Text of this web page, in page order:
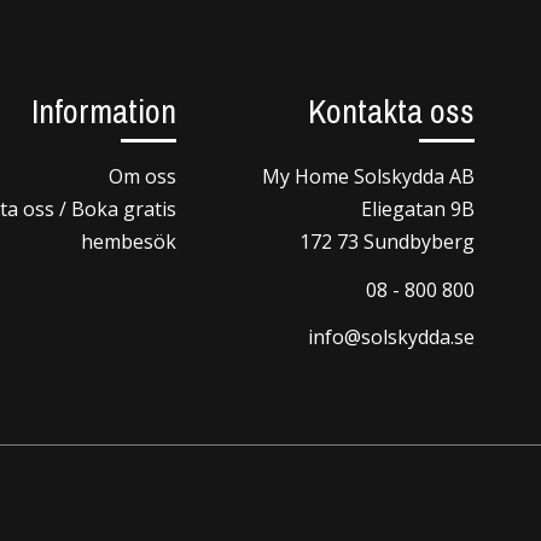
Information
Om oss
oss / Boka gratis
hembesök
Kontakta oss
My Home Solskydda AB
Eliegatan 9B
172 73 Sundbyberg
08 - 800 800
info@solskydda.se